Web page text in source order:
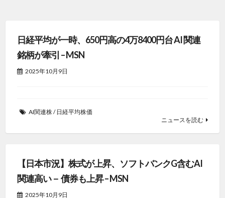
日経平均が一時、650円高の4万8400円台 AI 関連
銘柄が牽引 – MSN
2025年10月9日
AI関連株/ 日経平均株価
ニュースを読む
【日本市況】株式が上昇、ソフトバンクG含むAI
関連高い－ 債券も上昇 – MSN
2025年10月9日